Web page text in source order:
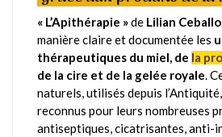
« L’Apithérapie »de Lilian
manière claire et documentée les
thérapeutiques du miel, de la
de la cire et de la gelée royale.
naturels, utilisés depuis
reconnus pour leurs nombreuses
antiseptiques, cicatrisantes, anti-